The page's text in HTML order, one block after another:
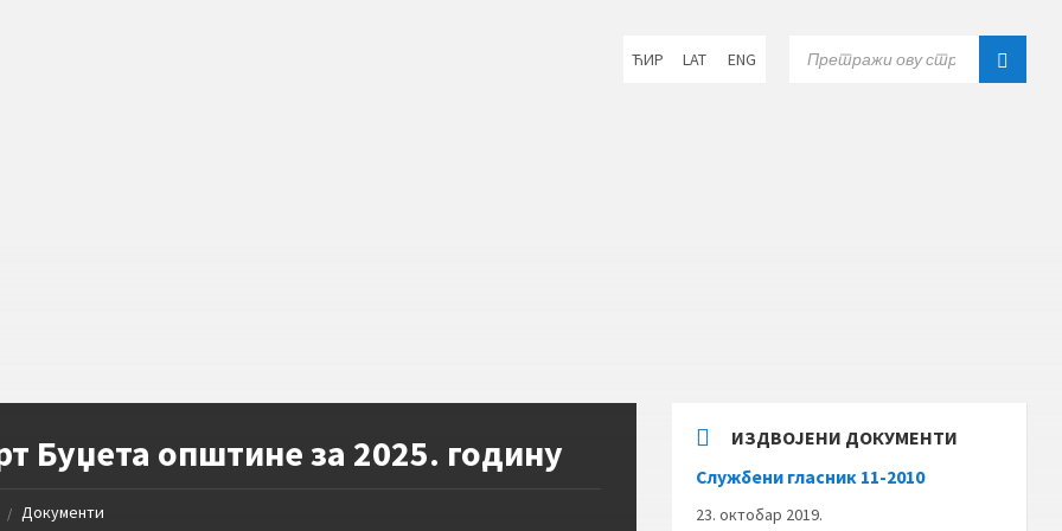
language:
ЋИР LAT ENG
Буџета општине за 2025. годину
/ Документи
ИЗДВОЈЕНИ ДОКУМЕНТИ
Службени гласник 11-2010
23. октобар 2019.